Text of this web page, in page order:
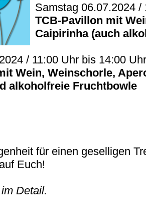
Samstag 06.07.2024
TCB-Pavillon mit
Caipirinha (auch
/ 11:00 Uhr bis 14:00 Uhr
Wein, Weinschorle,
alkoholfreie Fruchtbowle
für einen geselligen
Euch!
im Detail.